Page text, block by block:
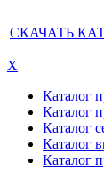
СКАЧАТЬ
X
Каталог
Каталог
Каталог
Каталог
Каталог